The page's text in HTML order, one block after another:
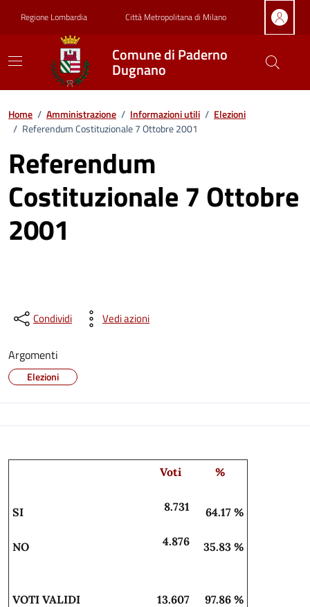
Regione Lombardia Città Metropolitana di Milano
Comune di Paderno
Dugnano
Home / Amministrazione / Informazioni utili / Elezioni
/ Referendum Costituzionale 7 Ottobre 2001
Referendum
Costituzionale 7 Ottobre
2001
Condividi Vedi azioni
Argomenti
Elezioni
Voti %
SI 8.731 64.17 %
NO 4.876 35.83 %
VOTI VALIDI 13.607 97.86 %